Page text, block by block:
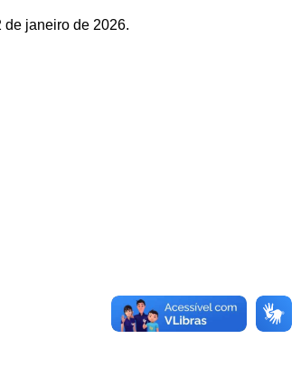
de janeiro de 2026.